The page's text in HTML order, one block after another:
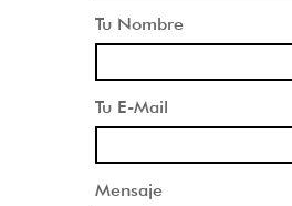
Tu Nombre
Tu E-Mail
Mensaje